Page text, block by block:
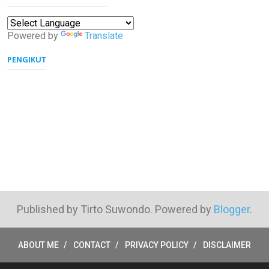
Powered by Translate
PENGIKUT
Published by Tirto Suwondo. Powered by Blogger.
ABOUT ME CONTACT PRIVACY POLICY DISCLAIMER